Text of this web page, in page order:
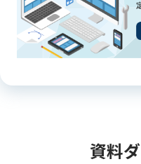
資料